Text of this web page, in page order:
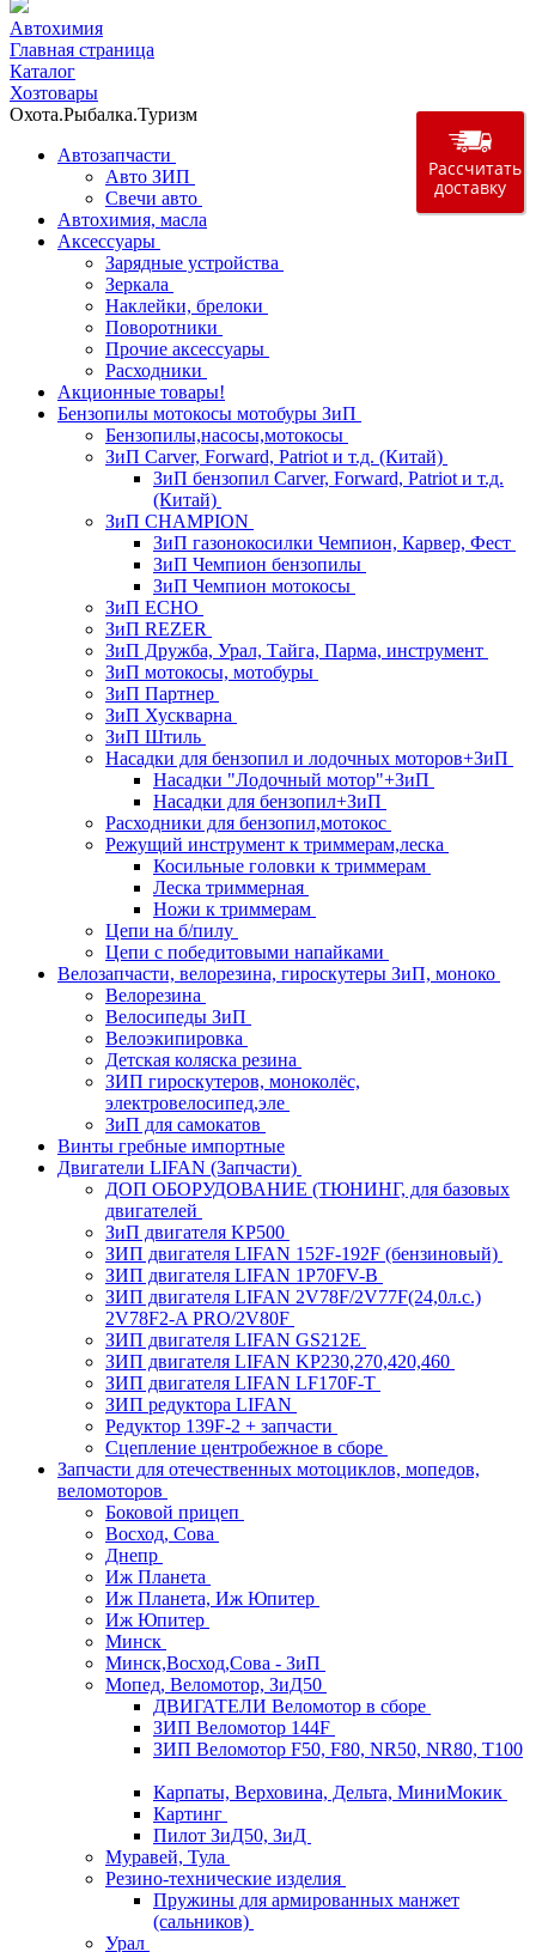
Автохимия
Главная страница
Каталог
Хозтовары
Охота.Рыбалка.Туризм
Автозапчасти
Авто ЗИП
Свечи авто
Автохимия, масла
Аксессуары
Зарядные устройства
Зеркала
Наклейки, брелоки
Поворотники
Прочие аксессуары
Расходники
Акционные товары!
Бензопилы мотокосы мотобуры ЗиП
Бензопилы,насосы,мотокосы
ЗиП Carver, Forward, Patriot и т.д. (Китай)
ЗиП бензопил Carver, Forward, Patriot и т.д.
(Китай)
ЗиП CHAMPION
ЗиП газонокосилки Чемпион, Карвер, Фест
ЗиП Чемпион бензопилы
ЗиП Чемпион мотокосы
ЗиП ECHO
ЗиП REZER
ЗиП Дружба, Урал, Тайга, Парма, инструмент
ЗиП мотокосы, мотобуры
ЗиП Партнер
ЗиП Хускварна
ЗиП Штиль
Насадки для бензопил и лодочных моторов+ЗиП
Насадки "Лодочный мотор"+ЗиП
Насадки для бензопил+ЗиП
Расходники для бензопил,мотокос
Режущий инструмент к триммерам,леска
Косильные головки к триммерам
Леска триммерная
Ножи к триммерам
Цепи на б/пилу
Цепи с победитовыми напайками
Велозапчасти, велорезина, гироскутеры ЗиП, моноко
Велорезина
Велосипеды ЗиП
Велоэкипировка
Детская коляска резина
ЗИП гироскутеров, моноколёс,
электровелосипед,эле
ЗиП для самокатов
Винты гребные импортные
Двигатели LIFAN (Запчасти)
ДОП ОБОРУДОВАНИЕ (ТЮНИНГ, для базовых
двигателей
ЗиП двигателя KP500
ЗИП двигателя LIFAN 152F-192F (бензиновый)
ЗИП двигателя LIFAN 1P70FV-B
ЗИП двигателя LIFAN 2V78F/2V77F(24,0л.с.)
2V78F2-A PRO/2V80F
ЗИП двигателя LIFAN GS212E
ЗИП двигателя LIFAN KP230,270,420,460
ЗИП двигателя LIFAN LF170F-T
ЗИП редуктора LIFAN
Редуктор 139F-2 + запчасти
Сцепление центробежное в сборе
Запчасти для отечественных мотоциклов, мопедов,
веломоторов
Боковой прицеп
Восход, Сова
Днепр
Иж Планета
Иж Планета, Иж Юпитер
Иж Юпитер
Минск
Минск,Восход,Сова - ЗиП
Мопед, Веломотор, ЗиД50
ДВИГАТЕЛИ Веломотор в сборе
ЗИП Веломотор 144F
ЗИП Веломотор F50, F80, NR50, NR80, T100
Карпаты, Верховина, Дельта, МиниМокик
Картинг
Пилот ЗиД50, ЗиД
Муравей, Тула
Резино-технические изделия
Пружины для армированных манжет
(сальников)
Урал
Рассчитать
доставку